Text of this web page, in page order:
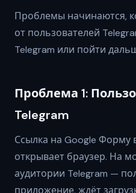
Проблемы начинаются,
от пользователей
Telegram или пойти
Проблема 1:
Telegram
Ссылка на Google Форму
открывает браузер. На
аудитории Telegram —
приложение, ждёт